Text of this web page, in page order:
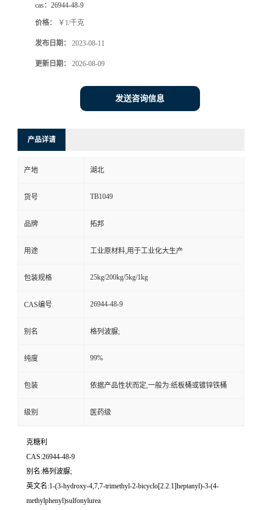
cas： 26944-48-9
价格： ￥1/千克
发布日期： 2023-08-11
更新日期： 2026-08-09
发送咨询信息
产品详请
产地 湖北
货号 TB1049
品牌 拓邦
用途 工业原材料,用于工业化大生产
包装规格 25kg/200kg/5kg/1kg
CAS编号 26944-48-9
别名 格列波脲;
纯度 99%
包装 依据产品性状而定,一般为:纸板桶或镀锌铁桶
级别 医药级
克糖利
CAS:26944-48-9
别名:格列波脲;
英文名:1-(3-hydroxy-4,7,7-trimethyl-2-bicyclo[2.2.1]heptanyl)-3-(4-
methylphenyl)sulfonylurea